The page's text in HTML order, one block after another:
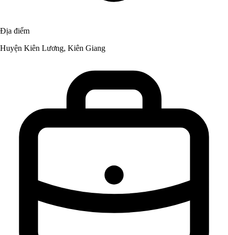
Địa điểm
Huyện Kiên Lương, Kiên Giang